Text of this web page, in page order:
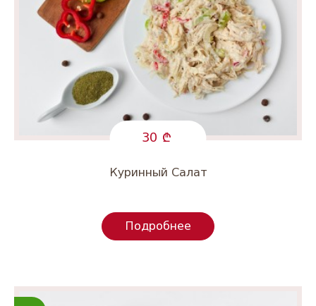
30
Куринный Салат
Подробнее